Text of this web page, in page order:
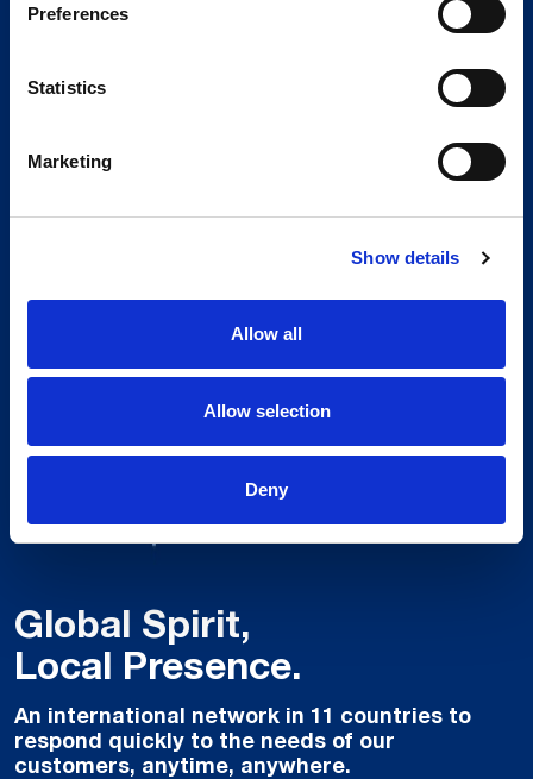
Preferences
Statistics
Marketing
Show details
Allow all
Allow selection
Deny
Global Spirit,
Local Presence.
An international network in 11 countries to
respond quickly to the needs of our
customers, anytime, anywhere.